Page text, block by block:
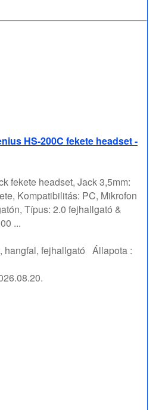
HS-200C fekete headset -
fekete headset, Jack 3,5mm:
Kompatibilitás: PC, Mikrofon
Típus: 2.0 fejhallgató &
...
hangfal, fejhallgató Állapota :